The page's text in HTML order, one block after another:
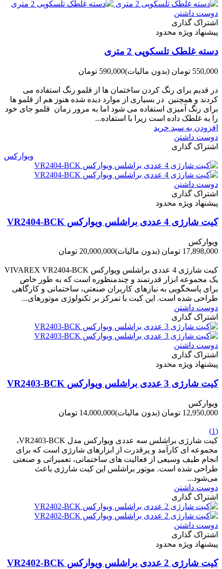
دوست داشتن
اشتراک گذاری
پیشنهاد ویژه محدود
دسته غلطک تلسکوپی 2 متری
550,000 تومان (بدون مالیات)590,000 تومان
در قدیم برای رنگ کردن ساختمان ها از قلمو رنگ استفاده می
کردند و همچنین در بسیاری از موارد دیده شده هنوز هم از قلمو ها
برای رنگ آمیزی استفاده می شود اما به مرور زمان قلمو جای خود
را به غلطک داده است زیرا با استفاده...
افزودن به سبد خرید
دوست داشتن
اشتراک گذاری
ویوارکس
دوست داشتن
اشتراک گذاری
پیشنهاد ویژه محدود
کیت شارژی 4 عددی براشلس ویوارکس VR2404-BCK
ویوارکس
17,898,000 تومان
(بدون مالیات)20,000,000 تومان
کیت شارژی 4 عددی براشلس ویوارکس VIVAREX VR2404-BCK
یک مجموعه ابزار قدرتمند و چندمنظوره است که به طور خاص
برای پاسخگویی به نیازهای کاربران صنعتی، ساختمانی و کارگاهی
طراحی شده است. این کیت با تمرکز بر تکنولوژی موتورهای...
دوست داشتن
اشتراک گذاری
دوست داشتن
اشتراک گذاری
پیشنهاد ویژه محدود
کیت شارژی 3 عددی براشلس ویوارکس VR2403-BCK
ویوارکس
12,950,000 تومان
(بدون مالیات)14,000,000 تومان
(1)
کیت شارژی براشلس سه عددی ویوارکس مدل VR2403-BCK،
مجموعه ای کارآمد و پرقدرت از ابزارهای شارژی است که برای
انجام طیف وسیعی از فعالیت های ساختمانی، تعمیراتی و صنعتی
طراحی شده است. موتور براشلس این کیت شارژی باعث
می‌شود...
دوست داشتن
اشتراک گذاری
دوست داشتن
اشتراک گذاری
پیشنهاد ویژه محدود
کیت شارژی 2 عددی براشلس ویوارکس VR2402-BCK